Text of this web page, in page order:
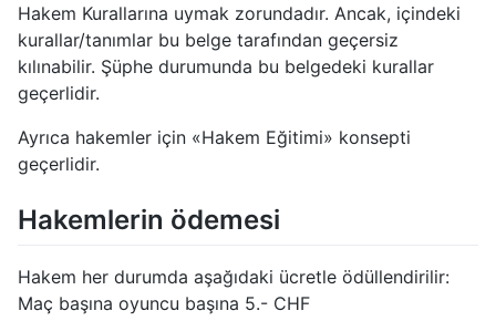
Hakem Kurallarına uymak zorundadır. Ancak, içindeki
kurallar/tanımlar bu belge tarafından geçersiz
kılınabilir. Şüphe durumunda bu belgedeki kurallar
geçerlidir.
Ayrıca hakemler için «Hakem Eğitimi» konsepti
geçerlidir.
Hakemlerin ödemesi
Hakem her durumda aşağıdaki ücretle ödüllendirilir:
Maç başına oyuncu başına 5.- CHF